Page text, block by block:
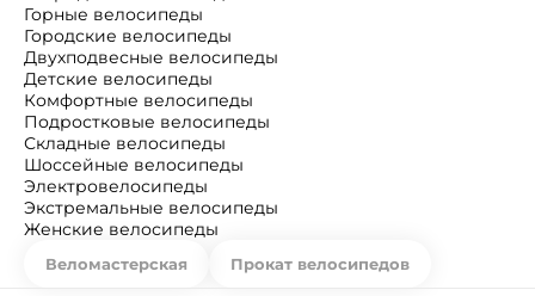
Горные велосипеды
Городские велосипеды
Двухподвесные велосипеды
Детские велосипеды
Комфортные велосипеды
Подростковые велосипеды
Складные велосипеды
Шоссейные велосипеды
Электровелосипеды
Экстремальные велосипеды
Женские велосипеды
Веломастерская Прокат велосипедов